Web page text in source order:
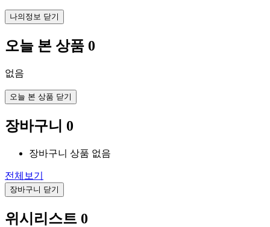
나의정보 닫기
오늘 본 상품 0
없음
오늘 본 상품 닫기
장바구니 0
장바구니 상품 없음
전체보기
장바구니 닫기
위시리스트 0